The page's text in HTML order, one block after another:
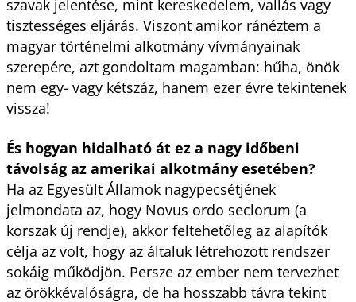
szavak jelentése, mint kereskedelem, vallás vagy
tisztességes eljárás. Viszont amikor ránéztem a
magyar történelmi alkotmány vívmányainak
szerepére, azt gondoltam magamban: hűha, önök
nem egy- vagy kétszáz, hanem ezer évre tekintenek
vissza!
És hogyan hidalható át ez a nagy időbeni
távolság az amerikai alkotmány esetében?
Ha az Egyesült Államok nagypecsétjének
jelmondata az, hogy Novus ordo seclorum (a
korszak új rendje), akkor feltehetőleg az alapítók
célja az volt, hogy az általuk létrehozott rendszer
sokáig működjön. Persze az ember nem tervezhet
az örökkévalóságra, de ha hosszabb távra tekint